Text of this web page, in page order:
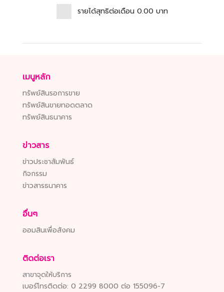
รายได้สุทธิต่อเดือน 0.00 บาท
เมนูหลัก
ทรัพย์สินรอการขาย
ทรัพย์สินขายทอดตลาด
ทรัพย์สินธนาคาร
ข่าวสาร
ข่าวประชาสัมพันธ์
กิจกรรม
ข่าวสารธนาคาร
อื่นๆ
ออมสินเพื่อสังคม
ติดต่อเรา
สาขาจุดให้บริการ
เบอร์โทรติดต่อ: 0 2299 8000 ต่อ 155096-7